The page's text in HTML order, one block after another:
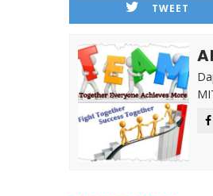
TWEET